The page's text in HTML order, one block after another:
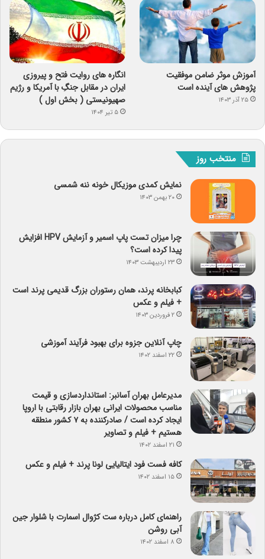
آموزش موثر ضامن موفقیت
پژوهش های آینده است
۲۵ آذر ۱۴۰۳
انگاره های روایت فتح و پیروزی
ایران در مقابل جنگِ با آمریکا و رژیم
صهیونیستی ( بخش اول )
۵ تیر ۱۴۰۴
منتخب روز
نمایش کمدی موزیکال خونه ننه شمسی
۲۰ بهمن ۱۴۰۳
چرا میزان تست پاپ اسمیر و آزمایش HPV افزایش
پیدا کرده است؟
۲۳ اردیبهشت ۱۴۰۳
کبابخانه پرند، همان رستوران بزرگ قدیمی پرند است
+ فیلم و عکس
۲ فروردین ۱۴۰۳
چاپ آنلاین جزوه برای بهبود فرآیند آموزشی
۲۲ اسفند ۱۴۰۲
مدیرعامل بهران آسانبر: استانداردسازی و قیمت
مناسب محصولات ایرانی بهران بازار رقابتی با اروپا
ایجاد کرده است / صادرکننده به ۷ کشور منطقه
هستیم + فیلم و تصاویر
۲۱ اسفند ۱۴۰۲
کافه فست فود ایتالیایی لونا پرند + فیلم و عکس
۱۵ اسفند ۱۴۰۲
راهنمای کامل درباره ست کژوال اسمارت با شلوار جین
آبی روشن
۸ اسفند ۱۴۰۲